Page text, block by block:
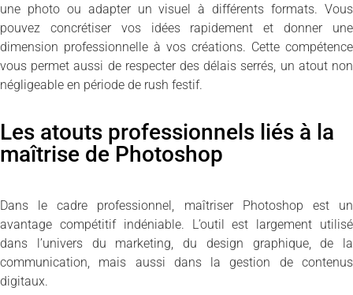
une photo ou adapter un visuel à différents formats. Vous
pouvez concrétiser vos idées rapidement et donner une
dimension professionnelle à vos créations. Cette compétence
vous permet aussi de respecter des délais serrés, un atout non
négligeable en période de rush festif.
Les atouts professionnels liés à la
maîtrise de Photoshop
Dans le cadre professionnel, maîtriser Photoshop est un
avantage compétitif indéniable. L’outil est largement utilisé
dans l’univers du marketing, du design graphique, de la
communication, mais aussi dans la gestion de contenus
digitaux.